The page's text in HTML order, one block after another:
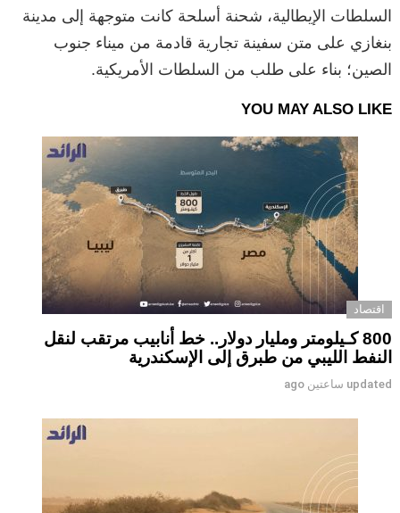
السلطات الإيطالية، شحنة أسلحة كانت متوجهة إلى مدينة
بنغازي على متن سفينة تجارية قادمة من ميناء جنوب
الصين؛ بناء على طلب من السلطات الأمريكية.
YOU MAY ALSO LIKE
اقتصاد
800 كـيلومتر ومليار دولار.. خط أنابيب مرتقب لنقل
النفط الليبي من طبرق إلى الإسكندرية
updated ساعتين ago